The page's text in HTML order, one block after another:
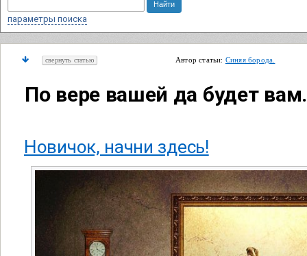
параметры поиска
свернуть статью Автор статьи: Синяя борода.
По вере вашей да будет вам.
Новичок, начни здесь!